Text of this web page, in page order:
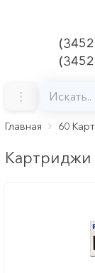
Главная 60
Картриджи